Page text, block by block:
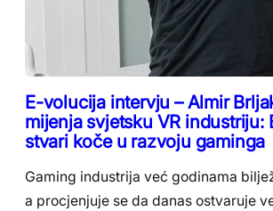
E-volucija intervju – Almir
mijenja svjetsku VR industriju:
stvari koče u razvoju gaminga
Gaming industrija već godinama
a procjenjuje se da danas ostvaruje